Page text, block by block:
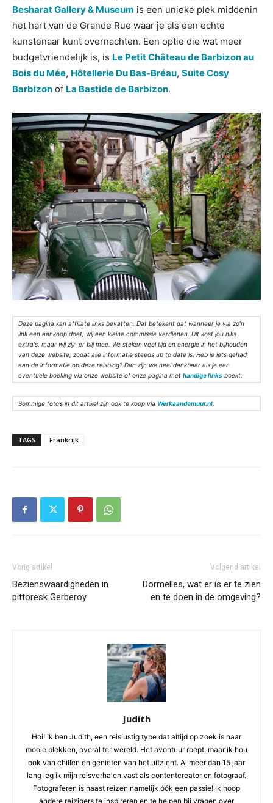
Besharat Gallery & Museum is een unieke plek middenin
het hart van de Grande Rue waar je als een echte
kunstenaar kunt overnachten. Een optie die wat meer
budgetvriendelijk is, is Le Petit Château de Barbizon au
Bois du Mée, Hôtellerie Du Bas-Bréau, Suite Cosy
Barbizon of La Bastide de Barbizon.
Deze pagina kan affiliate links bevatten. Dat betekent dat wanneer je via zo’n
link een aankoop doet, wij een kleine commissie verdienen. Dit kost jou niks
extra's, maar wij zijn er blij mee. We steken veel tijd en energie in het bijhouden
van deze website, zodat alle informatie steeds up to date is. Heb je iets gehad
aan de informatie op deze reisblog? Dan zijn we heel dankbaar als je een
eventuele boeking via onze website of onze pagina met handige links boekt.
Sommige foto’s in dit artikel zijn ook te koop via Werkaandemuur.nl
TAGS Frankrijk
Vorig artikel
Bezienswaardigheden in
pittoresk Gerberoy
Volgend artikel
Dormelles, wat er is er te zien
en te doen in de omgeving?
Judith
Hoi! Ik ben Judith, een reislustig type dat altijd op zoek is naar
mooie plekken, overal ter wereld. Het avontuur roept, maar ik hou
ook van chillen en genieten van het uitzicht. Al meer dan 15 jaar
lang leg ik mijn reisverhalen vast als contentcreator en fotograaf.
Fotograferen is naast reizen namelijk óók een passie! Ik hoop
andere reizigers te inspireren en te helpen bij vragen over